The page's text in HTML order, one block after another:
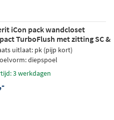
iCon pack wandcloset
TurboFlush met zitting SC &
wit
uitlaat: pk (pijp kort)
diepspoel
3 werkdagen